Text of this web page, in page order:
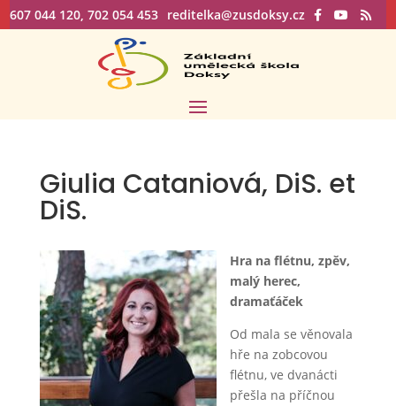
607 044 120, 702 054 453 reditelka@zusdoksy.cz
Giulia Cataniová, DiS. et
DiS.
Hra na flétnu, zpěv,
malý herec,
dramaťáček
Od mala se věnovala
hře na zobcovou
flétnu, ve dvanácti
přešla na příčnou